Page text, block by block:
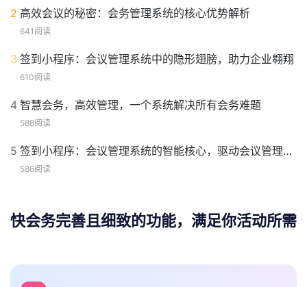
下一篇 >
快会务：集成会议微站、小程序与管理系统的一站式活动
管理解决方案
热门内容 推荐阅读最新内容
644阅读
3 签到小程序：会议管理系统中的隐形翅膀，助力企业翱翔
4